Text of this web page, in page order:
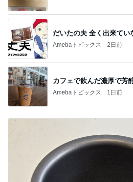
だいたの夫 全く出来てい
Amebaトピックス 2日前
カフェで飲んだ濃厚で芳
Amebaトピックス 1日前